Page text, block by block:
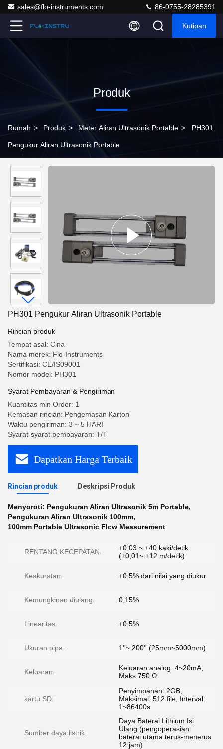
sales@flo-instruments.com 86-0755-28285391
Kutipan
Produk
Rumah > Produk > Meter Aliran Ultrasonik Portable > PH301
Pengukur Aliran Ultrasonik Portable
PH301 Pengukur Aliran Ultrasonik Portable
Rincian produk
Tempat asal: Cina
Nama merek: Flo-Instruments
Sertifikasi: CE/IS09001
Nomor model: PH301
Syarat Pembayaran & Pengiriman
Kuantitas min Order: 1
Kemasan rincian: Pengemasan Karton
Waktu pengiriman: 3 ~ 5 HARI
Syarat-syarat pembayaran: T/T
Dapatkan Harga Terbaik
Rincian produk Deskripsi Produk
Menyoroti: Pengukuran Aliran Ultrasonik 5m Portable,
Pengukuran Aliran Ultrasonik 100mm,
100mm Portable Ultrasonic Flow Measurement
RENTANG KECEPATAN:
±0,03 ~ ±40 kaki/detik
(±0,01~ ±12 m/detik)
Keakuratan: ±0,5% dari nilai yang diukur
Kemungkinan diulang: 0,15%
Linearitas: ±0,5%
Ukuran pipa: 1''~ 200'' (25mm~5000mm)
Keluaran:
Keluaran analog: 4~20mA,
Maks 750 Ω
kartu SD:
Penyimpanan: 2GB,
Maksimal: 512 file, Interval:
1~86400s
Sumber daya listrik:
Daya Baterai Lithium Isi
Ulang (pengoperasian
baterai utama terus-menerus
12 jam)